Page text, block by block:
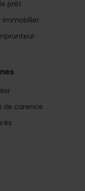
prêt
immobilier
de carence